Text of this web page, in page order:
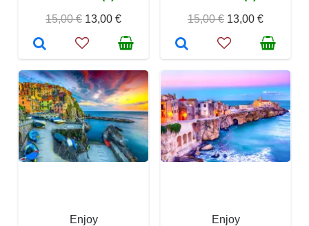
15,00 € 13,00 €
15,00 € 13,00 €
Enjoy
Enjoy